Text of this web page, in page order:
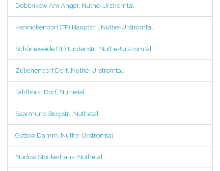
Dobbrikow Am Anger, Nuthe-Urstromtal
Hennickendorf (TF) Hauptstr., Nuthe-Urstromtal
Schöneweide (TF) Lindenstr., Nuthe-Urstromtal
Zülichendorf Dorf, Nuthe-Urstromtal
Fahlhorst Dorf, Nuthetal
Saarmund Bergstr., Nuthetal
Gottow Damm, Nuthe-Urstromtal
Nudow Stöckerhaus, Nuthetal